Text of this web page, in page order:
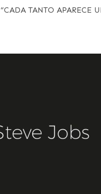
“CADA TANTO APARECE